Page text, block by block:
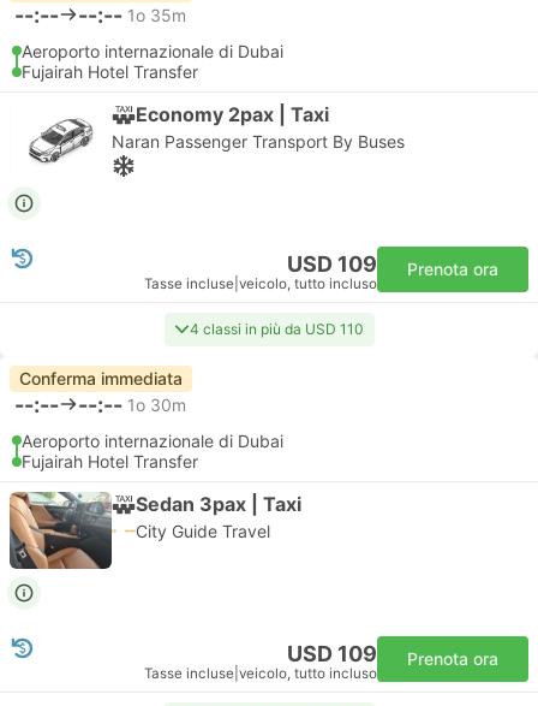
--:-- --:-- 1o 35m
Aeroporto internazionale di Dubai
Fujairah Hotel Transfer
Economy 2pax | Taxi
Naran Passenger Transport By Buses
USD 109
Tasse incluse veicolo, tutto incluso
Prenota ora
4 classi in più da USD 110
Conferma immediata
--:-- --:-- 1o 30m
Aeroporto internazionale di Dubai
Fujairah Hotel Transfer
Sedan 3pax | Taxi
City Guide Travel
USD 109
Tasse incluse veicolo, tutto incluso
Prenota ora